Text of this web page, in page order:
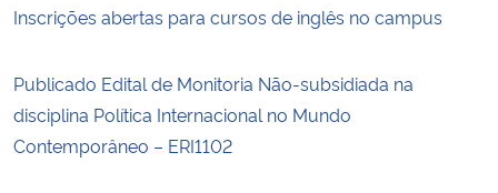
Advocacia-Geral da União
Inscrições abertas para cursos de inglês no campus
Publicado Edital de Monitoria Não-subsidiada na
disciplina Política Internacional no Mundo
Contemporâneo – ERI1102